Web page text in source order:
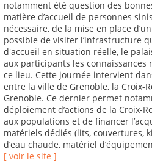
notamment été question des
matière d’accueil de personnes
nécessaire, de la mise en place
possible de visiter l’infrastructure
d'accueil en situation réelle, le
aux participants les connaissances
ce lieu. Cette journée intervient
entre la ville de Grenoble, la Croix-
Grenoble. Ce dernier permet
déploiement d’actions de la Croix-
aux populations et de financer
matériels dédiés (lits, couvertures,
d’eau chaude, matériel
[ voir le site ]